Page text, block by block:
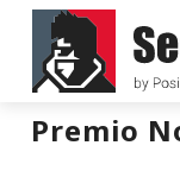
Premio